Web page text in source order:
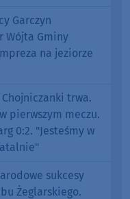
Garczyn
Wójta Gminy
na jeziorze
Chojniczanki trwa.
pierwszym meczu.
0:2. "Jesteśmy w
sukcesy
Żeglarskiego.